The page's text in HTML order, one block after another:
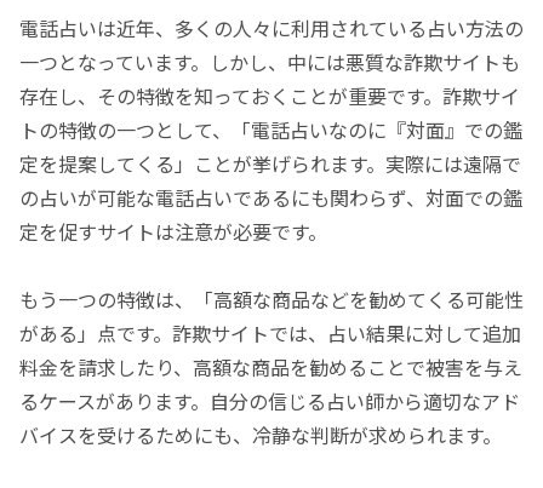
電話占いは近年、多くの人々に利用されている占い方法の
一つとなっています。しかし、中には悪質な詐欺サイトも
存在し、その特徴を知っておくことが重要です。詐欺サイ
トの特徴の一つとして、「電話占いなのに『対面』での鑑
定を提案してくる」ことが挙げられます。実際には遠隔で
の占いが可能な電話占いであるにも関わらず、対面での鑑
定を促すサイトは注意が必要です。
もう一つの特徴は、「高額な商品などを勧めてくる可能性
がある」点です。詐欺サイトでは、占い結果に対して追加
料金を請求したり、高額な商品を勧めることで被害を与え
るケースがあります。自分の信じる占い師から適切なアド
バイスを受けるためにも、冷静な判断が求められます。